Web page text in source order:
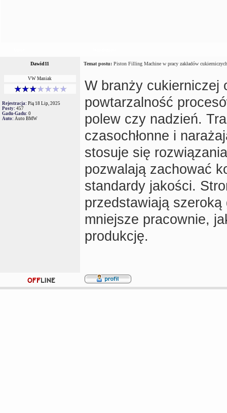
Dawid11 Temat postu: Piston Filling Machine w pracy zakładów cukierniczych
VW Maniak
Rejestracja: Pią 18 Lip, 2025
Posty: 457
Gadu-Gadu: 0
Auto: Auto BMW
W branży cukierniczej
powtarzalność
polew czy nadzień.
czasochłonne i
stosuje się
pozwalają zachować
standardy jakości.
przedstawiają
mniejsze pracownie,
produkcję.